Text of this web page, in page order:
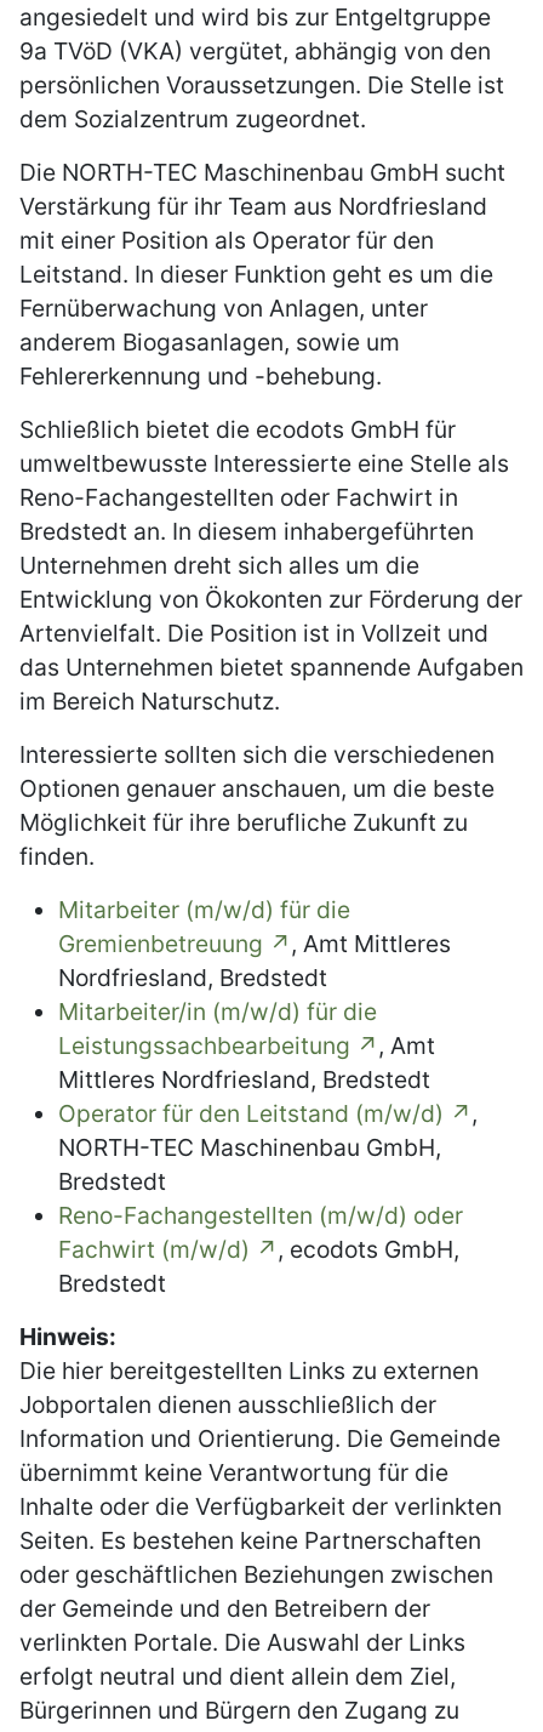
angesiedelt und wird bis zur Entgeltgruppe
9a TVöD (VKA) vergütet, abhängig von den
persönlichen Voraussetzungen. Die Stelle ist
dem Sozialzentrum zugeordnet.
Die NORTH-TEC Maschinenbau GmbH sucht
Verstärkung für ihr Team aus Nordfriesland
mit einer Position als Operator für den
Leitstand. In dieser Funktion geht es um die
Fernüberwachung von Anlagen, unter
anderem Biogasanlagen, sowie um
Fehlererkennung und -behebung.
Schließlich bietet die ecodots GmbH für
umweltbewusste Interessierte eine Stelle als
Reno-Fachangestellten oder Fachwirt in
Bredstedt an. In diesem inhabergeführten
Unternehmen dreht sich alles um die
Entwicklung von Ökokonten zur Förderung der
Artenvielfalt. Die Position ist in Vollzeit und
das Unternehmen bietet spannende Aufgaben
im Bereich Naturschutz.
Interessierte sollten sich die verschiedenen
Optionen genauer anschauen, um die beste
Möglichkeit für ihre berufliche Zukunft zu
finden.
Mitarbeiter (m/w/d) für die
Gremienbetreuung
, Amt Mittleres
Nordfriesland, Bredstedt
Mitarbeiter/in (m/w/d) für die
Leistungssachbearbeitung
, Amt
Mittleres Nordfriesland, Bredstedt
Operator für den Leitstand (m/w/d)
,
NORTH-TEC Maschinenbau GmbH,
Bredstedt
Reno-Fachangestellten (m/w/d) oder
Fachwirt (m/w/d)
, ecodots GmbH,
Bredstedt
Hinweis:
Die hier bereitgestellten Links zu externen
Jobportalen dienen ausschließlich der
Information und Orientierung. Die Gemeinde
übernimmt keine Verantwortung für die
Inhalte oder die Verfügbarkeit der verlinkten
Seiten. Es bestehen keine Partnerschaften
oder geschäftlichen Beziehungen zwischen
der Gemeinde und den Betreibern der
verlinkten Portale. Die Auswahl der Links
erfolgt neutral und dient allein dem Ziel,
Bürgerinnen und Bürgern den Zugang zu